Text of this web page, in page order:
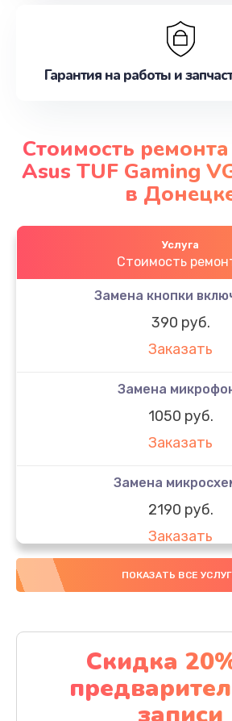
Гарантия на работы и
Стоимость
Asus TUF Gaming
в
Услуга
Стоимость
Замена кнопки
390 руб.
Заказать
Замена
1050 руб.
Заказать
Замена
2190 руб.
Заказать
Замена передней
Заказать
Замена
390 руб.
ПОКАЗАТЬ ВСЕ
Скидка